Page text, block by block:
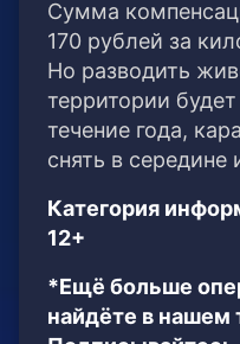
Сумма
170 рублей за
Но разводить
территории
течение года,
снять в середине
Категория
12+
*Ещё больше
найдёте в нашем